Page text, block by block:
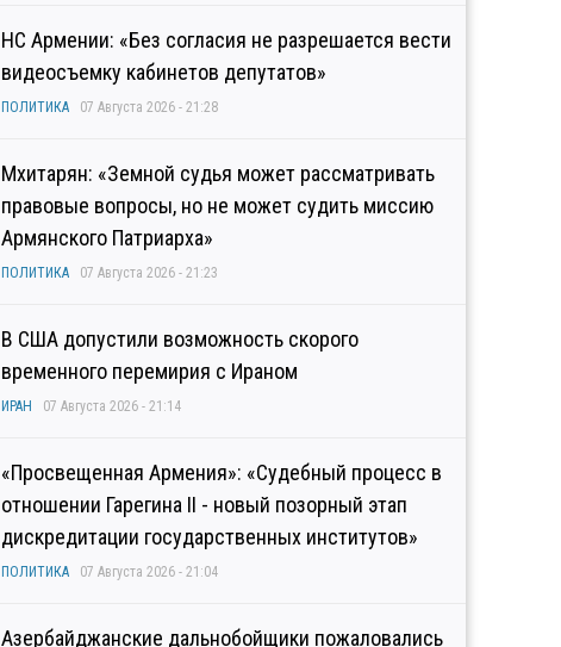
НС Армении: «Без согласия не разрешается вести
видеосъемку кабинетов депутатов»
ПОЛИТИКА 07 Августа 2026 - 21:28
Мхитарян: «Земной судья может рассматривать
правовые вопросы, но не может судить миссию
Армянского Патриарха»
ПОЛИТИКА 07 Августа 2026 - 21:23
В США допустили возможность скорого
временного перемирия с Ираном
ИРАН 07 Августа 2026 - 21:14
«Просвещенная Армения»: «Судебный процесс в
отношении Гарегина II - новый позорный этап
дискредитации государственных институтов»
ПОЛИТИКА 07 Августа 2026 - 21:04
Азербайджанские дальнобойщики пожаловались